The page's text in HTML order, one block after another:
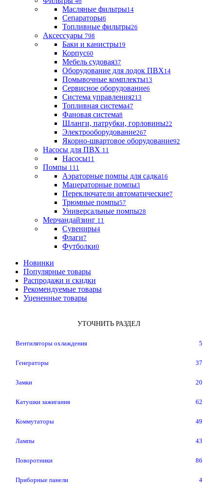
Масляные фильтры14
Сепараторы6
Топливные фильтры26
Аксессуары 798
Баки и канистры19
Корпус60
Мебель судовая37
Оборудование для лодок ПВХ14
Помывочные комплекты13
Сервисное оборудование6
Система управления213
Топливная система47
Фановая система8
Шланги, патрубки, горловины22
Электрооборудование267
Якорно-швартовое оборудование92
Насосы для ПВХ 11
Насосы11
Помпы 111
Аэраторные помпы для садка16
Мацераторные помпы3
Переключатели автоматические7
Трюмные помпы57
Универсальные помпы28
Мерчандайзинг 11
Сувениры4
Флаги7
Футболки0
Новинки
Популярные товары
Распродажи и скидки
Рекомендуемые товары
Уцененные товары
УТОЧНИТЬ РАЗДЕЛ
Вентиляторы охлаждения 5
Генераторы 37
Замки 20
Катушки зажигания 62
Коммутаторы 49
Лампы 43
Поворотники 86
Приборные панели 4